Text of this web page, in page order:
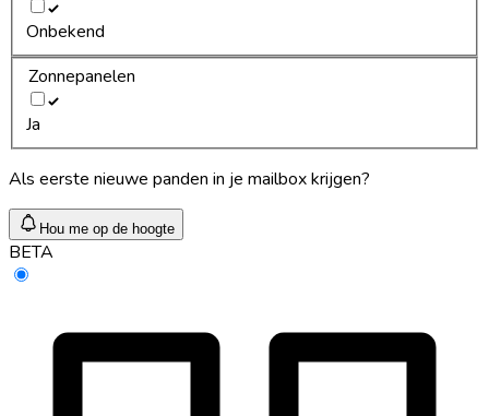
Onbekend
Zonnepanelen
Ja
Als eerste nieuwe panden in je mailbox krijgen?
Hou me op de hoogte
BETA